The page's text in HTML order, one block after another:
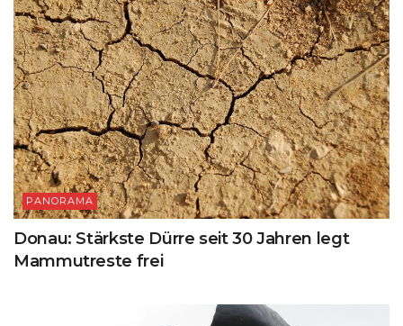
PANORAMA
Donau: Stärkste Dürre seit 30 Jahren legt
Mammutreste frei